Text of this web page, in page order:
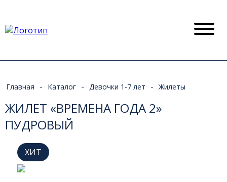
Главная - Каталог - Девочки 1-7 лет - Жилеты
ЖИЛЕТ «ВРЕМЕНА ГОДА 2»
ПУДРОВЫЙ
ХИТ